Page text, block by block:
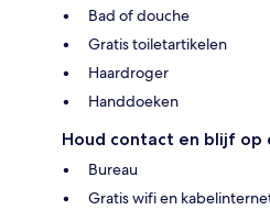
Bad of douche
Gratis toiletartikelen
Haardroger
Handdoeken
Houd contact en blijf op
Bureau
Gratis wifi en